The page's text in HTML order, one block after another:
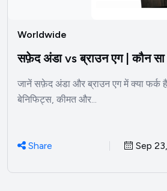
Worldwide
सफ़ेद अंडा vs ब्राउन एग | कौन
जानें सफ़ेद अंडा और ब्राउन एग में क्या फर्क
बेनिफिट्स, कीमत और...
Share
Sep